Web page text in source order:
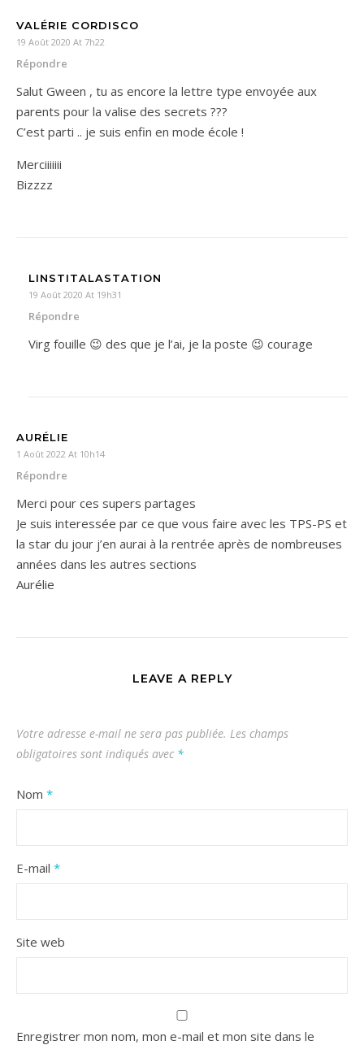
VALÉRIE CORDISCO
19 Août 2020 At 7h22
Répondre
Salut Gween , tu as encore la lettre type envoyée aux
parents pour la valise des secrets ???
C’est parti .. je suis enfin en mode école !
Merciiiiiii
Bizzzz
LINSTITALASTATION
19 Août 2020 At 19h31
Répondre
Virg fouille 😉 des que je l’ai, je la poste 😉 courage
AURÉLIE
1 Août 2022 At 10h14
Répondre
Merci pour ces supers partages
Je suis interessée par ce que vous faire avec les TPS-PS et
la star du jour j’en aurai à la rentrée après de nombreuses
années dans les autres sections
Aurélie
LEAVE A REPLY
Votre adresse e-mail ne sera pas publiée. Les champs
obligatoires sont indiqués avec *
Nom *
E-mail *
Site web
Enregistrer mon nom, mon e-mail et mon site dans le